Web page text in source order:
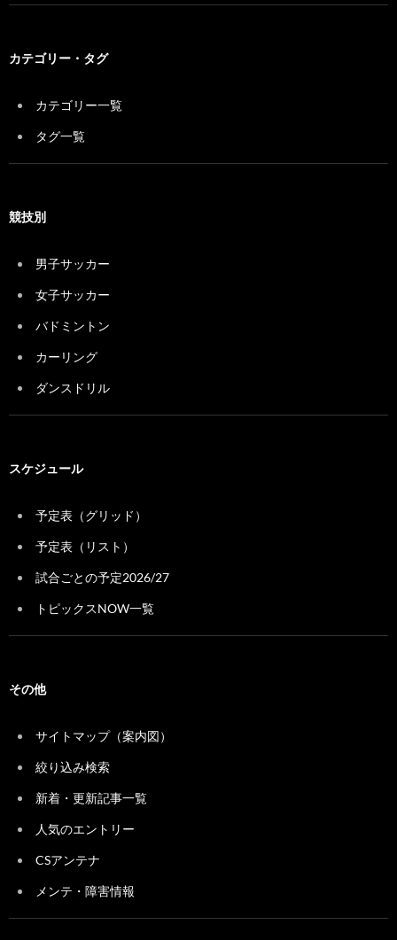
カテゴリー・タグ
カテゴリー一覧
タグ一覧
競技別
男子サッカー
女子サッカー
バドミントン
カーリング
ダンスドリル
スケジュール
予定表（グリッド）
予定表（リスト）
試合ごとの予定2026/27
トピックスNOW一覧
その他
サイトマップ（案内図）
絞り込み検索
新着・更新記事一覧
人気のエントリー
CSアンテナ
メンテ・障害情報